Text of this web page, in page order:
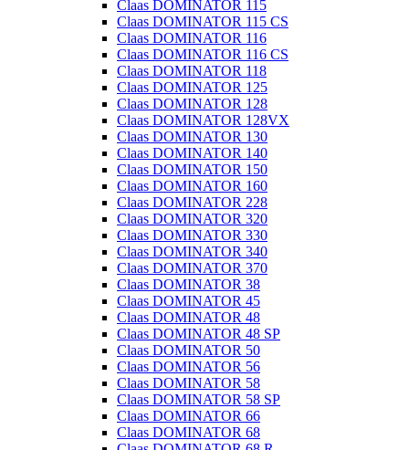
Claas DOMINATOR 115
Claas DOMINATOR 115 CS
Claas DOMINATOR 116
Claas DOMINATOR 116 CS
Claas DOMINATOR 118
Claas DOMINATOR 125
Claas DOMINATOR 128
Claas DOMINATOR 128VX
Claas DOMINATOR 130
Claas DOMINATOR 140
Claas DOMINATOR 150
Claas DOMINATOR 160
Claas DOMINATOR 228
Claas DOMINATOR 320
Claas DOMINATOR 330
Claas DOMINATOR 340
Claas DOMINATOR 370
Claas DOMINATOR 38
Claas DOMINATOR 45
Claas DOMINATOR 48
Claas DOMINATOR 48 SP
Claas DOMINATOR 50
Claas DOMINATOR 56
Claas DOMINATOR 58
Claas DOMINATOR 58 SP
Claas DOMINATOR 66
Claas DOMINATOR 68